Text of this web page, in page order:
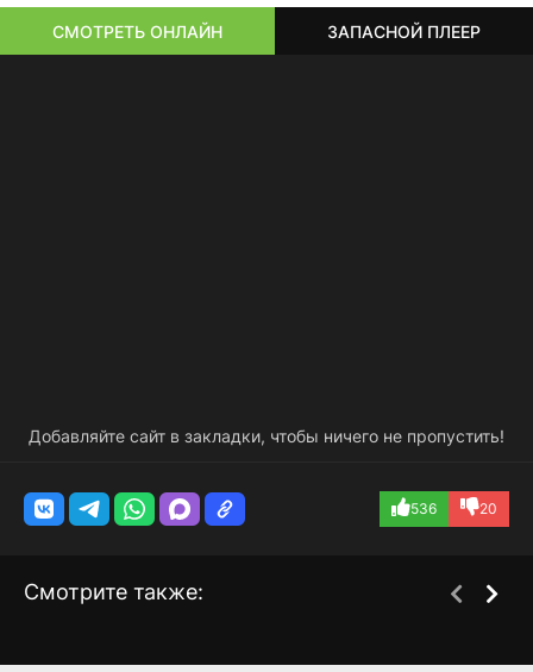
СМОТРЕТЬ ОНЛАЙН ЗАПАСНОЙ ПЛЕЕР
Добавляйте сайт в закладки, чтобы ничего не пропустить!
536 20
Смотрите также: